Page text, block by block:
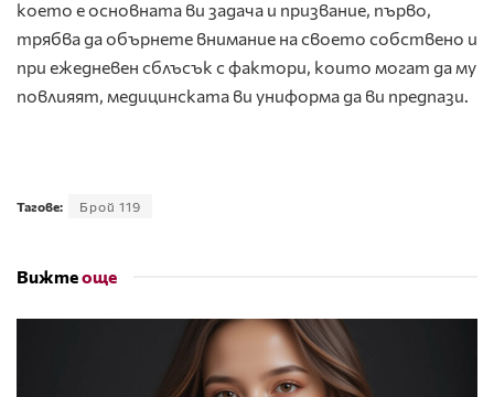
което е основната ви задача и призвание, първо,
трябва да обърнете внимание на своето собствено и
при ежедневен сблъсък с фактори, които могат да му
повлияят, медицинската ви униформа да ви предпази.
Тагове: Брой 119
Вижтеоще